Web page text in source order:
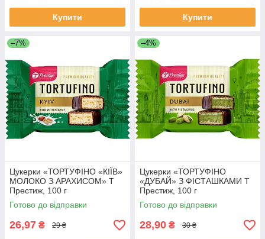
Купити Купити
–7%
Цукерки «ТОРТУФІНО «КІЇВ»
МОЛОКО З АРАХИСОМ» Т
Престиж, 100 г
Готово до відправки
26,97 ₴ 29 ₴
–4%
Цукерки «ТОРТУФІНО
«ДУБАЙ» З ФІСТАШКАМИ Т
Престиж, 100 г
Готово до відправки
28,90 ₴ 30 ₴